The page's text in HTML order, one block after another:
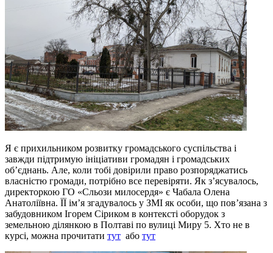
Я є прихильником розвитку громадського суспільства і
завжди підтримую ініціативи громадян і громадських
об’єднань. Але, коли тобі довірили право розпоряджатись
власністю громади, потрібно все перевіряти. Як з’ясувалось,
директоркою ГО «Сльози милосердя» є Чабала Олена
Анатоліївна. ЇЇ ім’я згадувалось у ЗМІ як особи, що пов’язана з
забудовником Ігорем Сіриком в контексті оборудок з
земельною ділянкою в Полтаві по вулиці Миру 5. Хто не в
курсі, можна прочитати тут або тут